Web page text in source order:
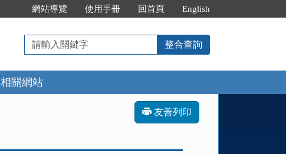
網站導覽 使用手冊 回首頁 English
請
輸
入
關
鍵
整合查詢
相關網站
友善列印